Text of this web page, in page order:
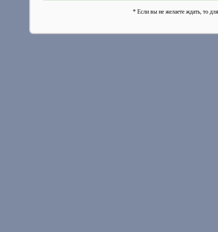
* Если вы не желаете ждать, то